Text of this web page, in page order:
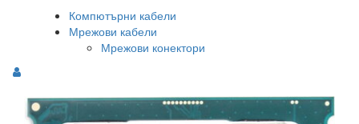
Компютърни кабели
Мрежови кабели
Мрежови конектори